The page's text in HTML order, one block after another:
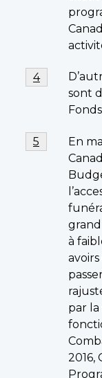
Footnote
4
sont
Return to
4referrer
Footnote
5
En
à
par
2016,
Return to
5 referrer